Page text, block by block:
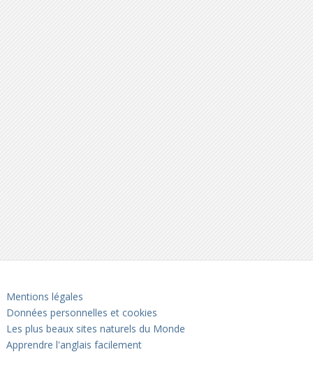
Mentions légales
Données personnelles et cookies
Les plus beaux sites naturels du Monde
Apprendre l'anglais facilement